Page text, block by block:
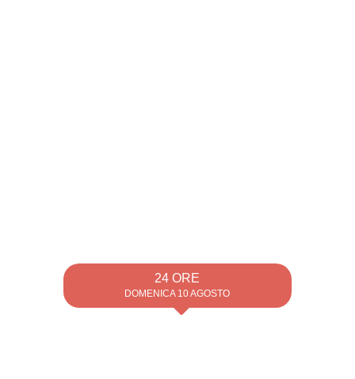
24 ORE
DOMENICA 10 AGOSTO